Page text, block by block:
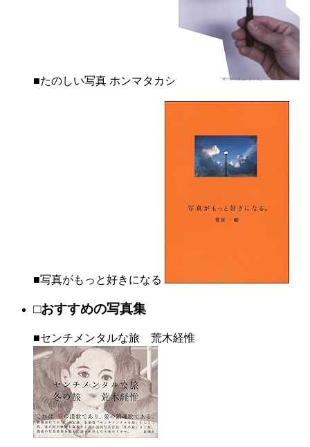
■たのしい写真 ホンマタカシ
■写真がもっと好きになる
□おすすめの写真集
■センチメンタルな旅 荒木経惟